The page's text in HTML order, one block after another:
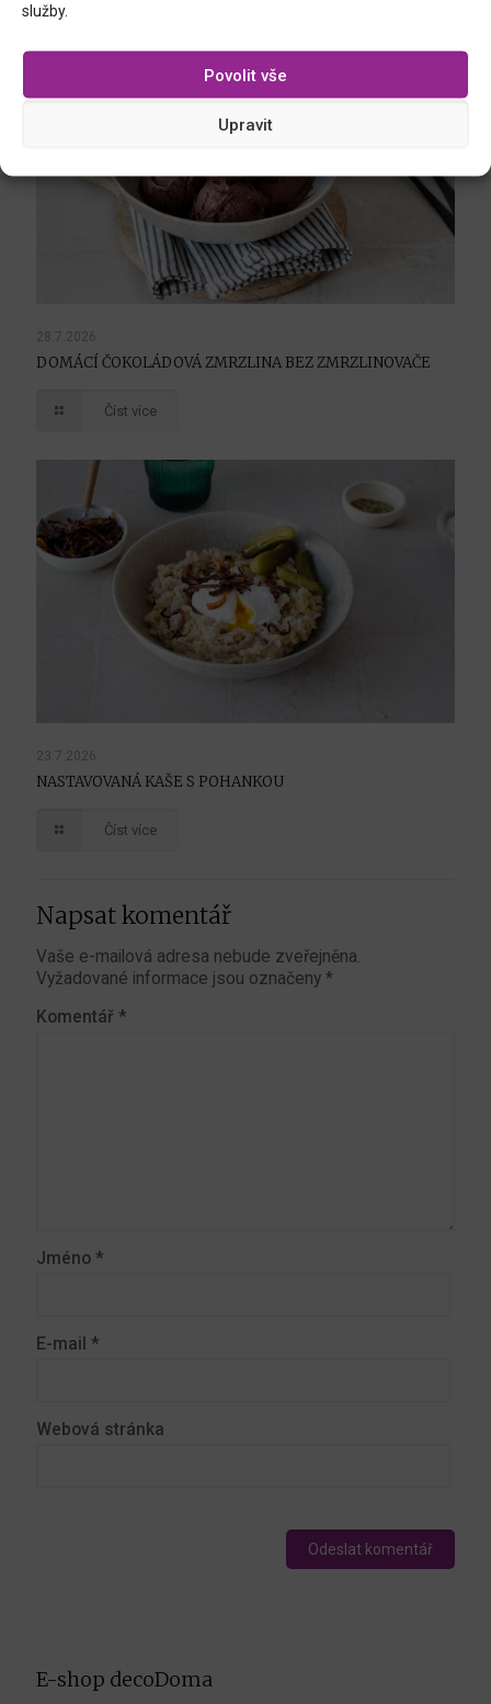
služby.
Povolit vše
Upravit
Podobné příspěvky
28.7.2026
DOMÁCÍ ČOKOLÁDOVÁ ZMRZLINA BEZ ZMRZLINOVAČE
Číst více
23.7.2026
NASTAVOVANÁ KAŠE S POHANKOU
Číst více
Napsat komentář
Vaše e-mailová adresa nebude zveřejněna.
Vyžadované informace jsou označeny *
Komentář *
Jméno *
E-mail *
Webová stránka
E-shop decoDoma